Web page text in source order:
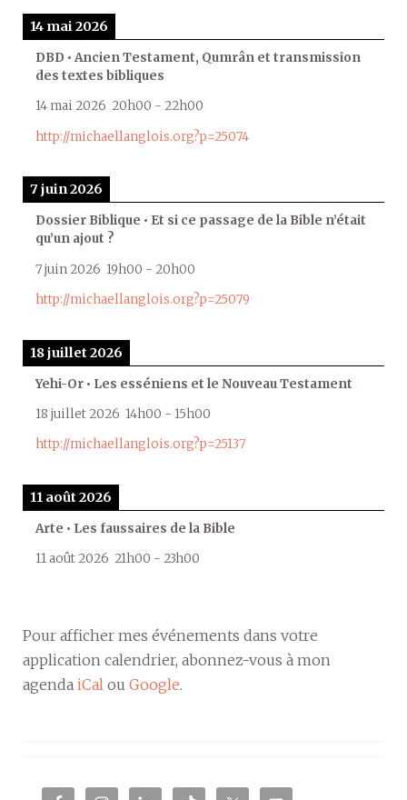
14 mai 2026
DBD • Ancien Testament, Qumrân et transmission
des textes bibliques
14 mai 2026 20h00 - 22h00
http://michaellanglois.org?p=25074
7 juin 2026
Dossier Biblique • Et si ce passage de la Bible n’était
qu’un ajout ?
7 juin 2026 19h00 - 20h00
http://michaellanglois.org?p=25079
18 juillet 2026
Yehi-Or • Les esséniens et le Nouveau Testament
18 juillet 2026 14h00 - 15h00
http://michaellanglois.org?p=25137
11 août 2026
Arte • Les faussaires de la Bible
11 août 2026 21h00 - 23h00
Pour afficher mes événements dans votre
application calendrier, abonnez-vous à mon
agenda iCal ou Google.